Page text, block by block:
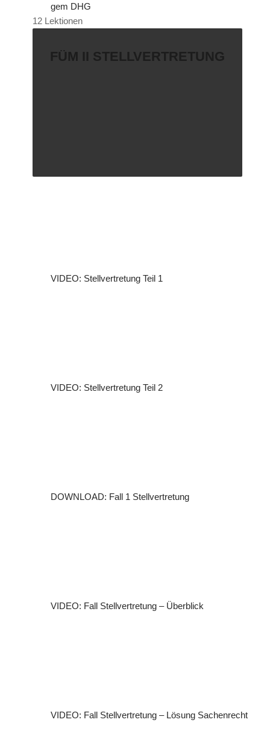
gem DHG
12 Lektionen
FÜM II STELLVERTRETUNG
VIDEO: Stellvertretung Teil 1
VIDEO: Stellvertretung Teil 2
DOWNLOAD: Fall 1 Stellvertretung
VIDEO: Fall Stellvertretung – Überblick
VIDEO: Fall Stellvertretung – Lösung Sachenrecht